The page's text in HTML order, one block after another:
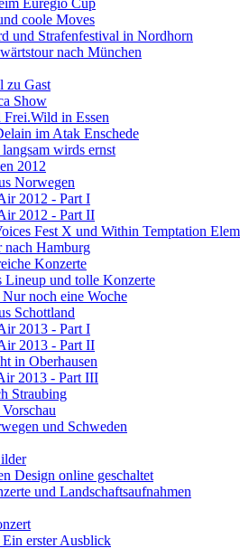
coole Moves
und Strafenfestival in Nordhorn
nach München
zu Gast
Show
in Essen
im Atak Enschede
wirds ernst
2012
Norwegen
2012 - Part I
2012 - Part II
Fest X und Within Temptation
nach Hamburg
Konzerte
Lineup und tolle Konzerte
noch eine Woche
Schottland
2013 - Part I
2013 - Part II
in Oberhausen
2013 - Part III
Straubing
und Schweden
Design online geschaltet
und Landschaftsaufnahmen
erster Ausblick